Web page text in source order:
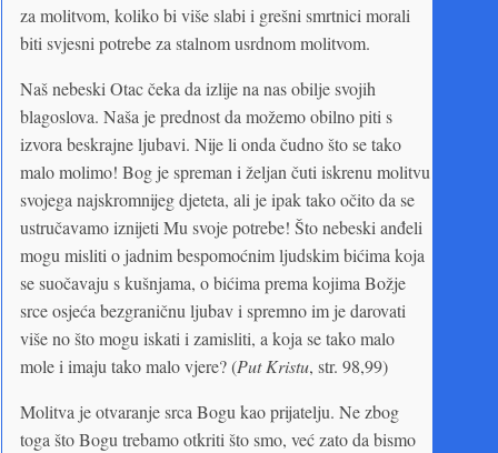
za molitvom, koliko bi više slabi i grešni smrtnici morali
biti svjesni potrebe za stalnom usrdnom molitvom.
Naš nebeski Otac čeka da izlije na nas obilje svojih
blagoslova. Naša je prednost da možemo obilno piti s
izvora beskrajne ljubavi. Nije li onda čudno što se tako
malo molimo! Bog je spreman i željan čuti iskrenu molitvu
svojega najskromnijeg djeteta, ali je ipak tako očito da se
ustručavamo iznijeti Mu svoje potrebe! Što nebeski anđeli
mogu misliti o jadnim bespomoćnim ljudskim bićima koja
se suočavaju s kušnjama, o bićima prema kojima Božje
srce osjeća bezgraničnu ljubav i spremno im je darovati
više no što mogu iskati i zamisliti, a koja se tako malo
mole i imaju tako malo vjere? (Put Kristu, str. 98,99)
Molitva je otvaranje srca Bogu kao prijatelju. Ne zbog
toga što Bogu trebamo otkriti što smo, već zato da bismo